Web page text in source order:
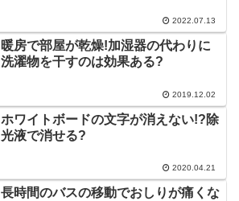
2022.07.13
暖房で部屋が乾燥!加湿器の代わりに
洗濯物を干すのは効果ある?
2019.12.02
ホワイトボードの文字が消えない!?除
光液で消せる?
2020.04.21
長時間のバスの移動でおしりが痛くな